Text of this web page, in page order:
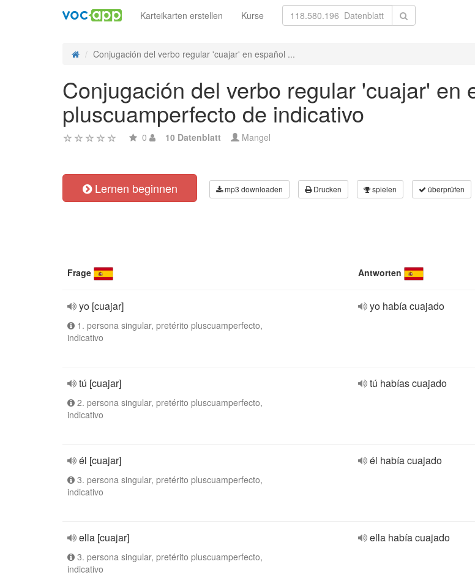
Karteikarten erstellen Kurse
Conjugación del verbo regular 'cuajar' en español ...
Conjugación del verbo regular 'cuajar' en
pluscuamperfecto de indicativo
0 10 Datenblatt Mangel
Lernen beginnen mp3 downloaden Drucken spielen überprüfen
Frage Antworten
yo [cuajar]
1. persona singular, pretérito pluscuamperfecto,
indicativo
yo había cuajado
tú [cuajar]
2. persona singular, pretérito pluscuamperfecto,
indicativo
tú habías cuajado
él [cuajar]
3. persona singular, pretérito pluscuamperfecto,
indicativo
él había cuajado
ella [cuajar]
3. persona singular, pretérito pluscuamperfecto,
indicativo
ella había cuajado